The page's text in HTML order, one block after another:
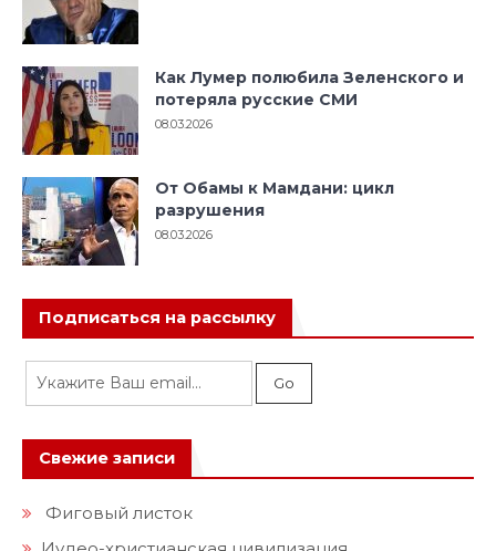
Как Лумер полюбила Зеленского и
потеряла русские СМИ
08.03.2026
От Обамы к Мамдани: цикл
разрушения
08.03.2026
Подписаться на рассылку
Свежие записи
Фиговый листок